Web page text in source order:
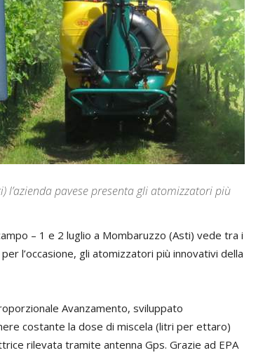
l’azienda pavese presenta gli atomizzatori più
– 1 e 2 luglio a Mombaruzzo (Asti) vede tra i
l’occasione, gli atomizzatori più innovativi della
Avanzamento, sviluppato
costante la dose di miscela (litri per ettaro)
rilevata tramite antenna Gps. Grazie ad EPA